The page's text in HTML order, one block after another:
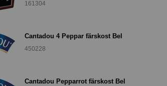
161304
Cantadou 4 Peppar färskost Bel
450228
Cantadou Pepparrot färskost Bel